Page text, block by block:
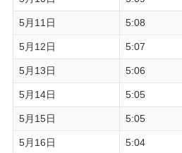
5月11日 5:08
5月12日 5:07
5月13日 5:06
5月14日 5:05
5月15日 5:05
5月16日 5:04